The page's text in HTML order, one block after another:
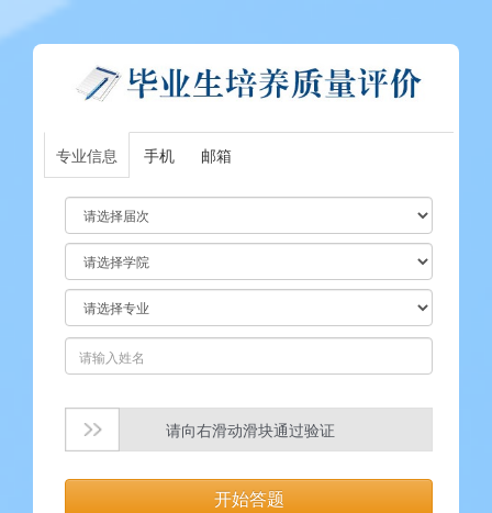
专业信息 手机 邮箱
请向右滑动滑块通过验证